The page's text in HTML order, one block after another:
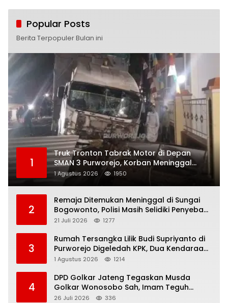
Popular Posts
Berita Terpopuler Bulan ini
1
Truk Tronton Tabrak Motor di Depan
SMAN 3 Purworejo, Korban Meninggal
Dunia, Polisi Masih Selidiki Penyebab
1 Agustus 2026 1950
2
Remaja Ditemukan Meninggal di Sungai
Bogowonto, Polisi Masih Selidiki Penyebab
Kematian
21 Juli 2026 1277
3
Rumah Tersangka Lilik Budi Supriyanto di
Purworejo Digeledah KPK, Dua Kendaraan
Diamankan
1 Agustus 2026 1214
4
DPD Golkar Jateng Tegaskan Musda
Golkar Wonosobo Sah, Imam Teguh
Purnomo Terpilih Secara Aklamasi
26 Juli 2026 336